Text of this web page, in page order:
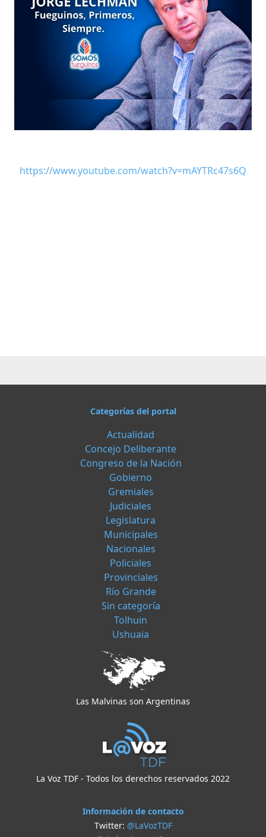
https://www.youtube.com/watch?v=mAYTRc47s6Q
Categorías del portal
Actualidad
Concejo Deliberante
Congreso de la Nación
Gobierno
Gremiales
Judiciales
Legislatura
Municipales
Nacionales
Policiales
Provinciales
Río Grande
Sin categoría
Tolhuin
Ushuaia
Las Malvinas son Argentinas
La Voz TDF - Todos los derechos reservados 2022
Información de contacto
Twitter: @LaVozTDF